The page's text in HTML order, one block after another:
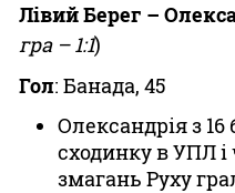
Лівий Берег –
гра – 1:1)
Гол: Банада, 45
Олександрія з 16
сходинку в УПЛ і
змагань Руху